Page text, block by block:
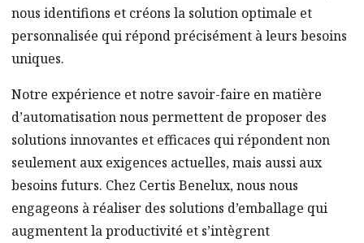
nous identifions et créons la solution optimale et
personnalisée qui répond précisément à leurs besoins
uniques.
Notre expérience et notre savoir-faire en matière
d’automatisation nous permettent de proposer des
solutions innovantes et efficaces qui répondent non
seulement aux exigences actuelles, mais aussi aux
besoins futurs. Chez Certis Benelux, nous nous
engageons à réaliser des solutions d’emballage qui
augmentent la productivité et s’intègrent